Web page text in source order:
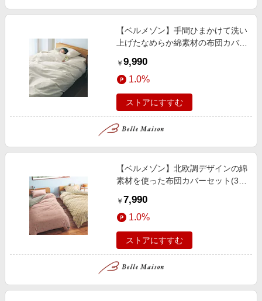
【ベルメゾン】手間ひまかけて洗い
上げたなめらか綿素材の布団カバー
￥ 9,990
1.0%
ストアにすすむ
【ベルメゾン】北欧調デザインの綿
素材を使った布団カバーセット(3
￥ 7,990
1.0%
ストアにすすむ